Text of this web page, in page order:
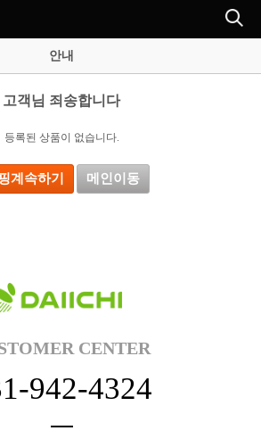
안내
고객님 죄송합니다
등록된 상품이 없습니다.
계속하기 메인이동
CENTER
942-4324